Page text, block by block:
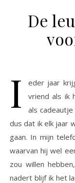
De
I
eder jaar
vriend als ik
als
dus dat ik elk jaar
gaan. In mijn
waarvan hij wel
zou willen
nadert blijf ik het